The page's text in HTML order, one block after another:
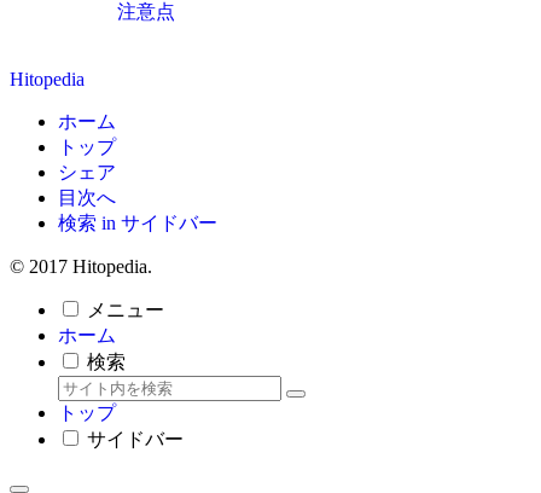
注意点
Hitopedia
ホーム
トップ
シェア
目次へ
検索 in サイドバー
© 2017 Hitopedia.
メニュー
ホーム
検索
トップ
サイドバー